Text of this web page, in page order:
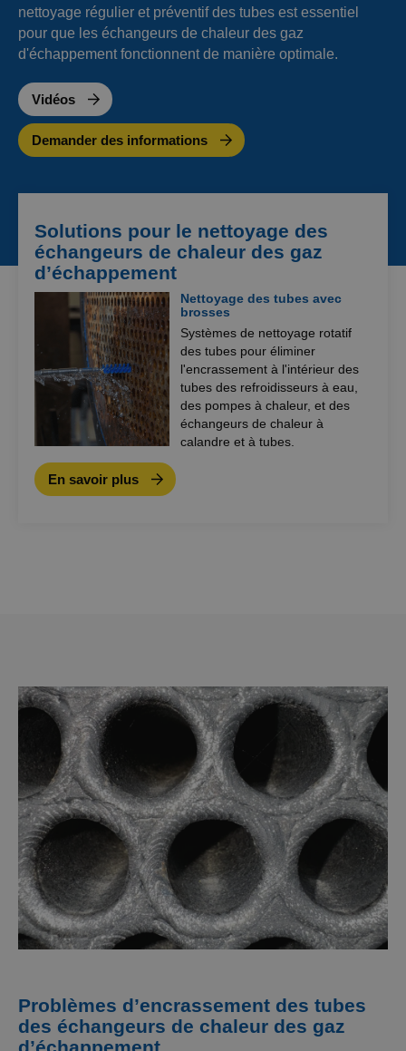
nettoyage régulier et préventif des tubes est essentiel
pour que les échangeurs de chaleur des gaz
d'échappement fonctionnent de manière optimale.
Vidéos
Demander des informations
Solutions pour le nettoyage des
échangeurs de chaleur des gaz
d’échappement
Nettoyage des tubes avec
brosses
Systèmes de nettoyage rotatif
des tubes pour éliminer
l'encrassement à l'intérieur des
tubes des refroidisseurs à eau,
des pompes à chaleur, et des
échangeurs de chaleur à
calandre et à tubes.
En savoir plus
Problèmes d’encrassement des tubes
des échangeurs de chaleur des gaz